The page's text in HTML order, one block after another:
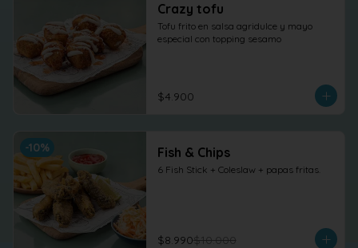
Crazy tofu
Tofu frito en salsa agridulce y mayo
especial con topping sesamo
$4.900
-10% Fish & Chips
6 Fish Stick + Coleslaw + papas fritas.
$8.990$10.000